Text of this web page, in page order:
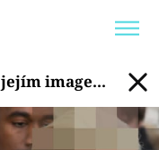
v
image...